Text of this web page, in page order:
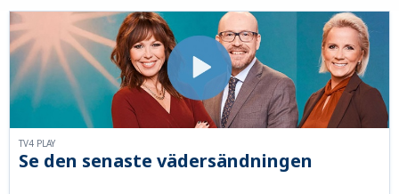
Se den senaste vädersändningen
TV4 PLAY